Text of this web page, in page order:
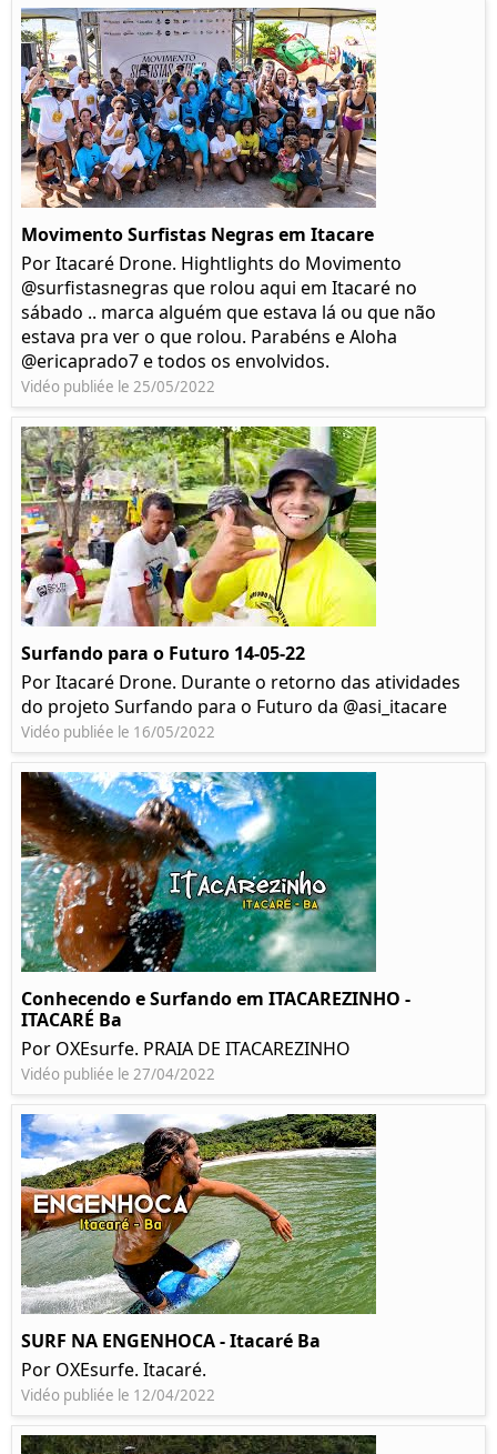
Movimento Surfistas Negras em Itacare
Por Itacaré Drone. Hightlights do Movimento
@surfistasnegras que rolou aqui em Itacaré no
sábado .. marca alguém que estava lá ou que não
estava pra ver o que rolou. Parabéns e Aloha
@ericaprado7 e todos os envolvidos.
Vidéo publiée le 25/05/2022
Surfando para o Futuro 14-05-22
Por Itacaré Drone. Durante o retorno das atividades
do projeto Surfando para o Futuro da @asi_itacare
Vidéo publiée le 16/05/2022
Conhecendo e Surfando em ITACAREZINHO -
ITACARÉ Ba
Por OXEsurfe. PRAIA DE ITACAREZINHO
Vidéo publiée le 27/04/2022
SURF NA ENGENHOCA - Itacaré Ba
Por OXEsurfe. Itacaré.
Vidéo publiée le 12/04/2022